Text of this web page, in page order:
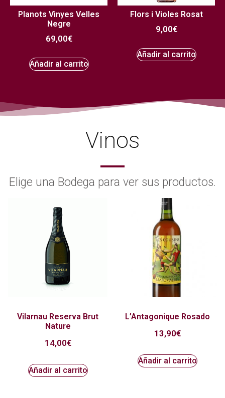
Planots Vinyes Velles
Negre
69,00€
Añadir al carrito
Flors i Violes Rosat
9,00€
Añadir al carrito
Vinos
Elige una Bodega para ver sus productos.
Vilarnau Reserva Brut
Nature
14,00€
Añadir al carrito
L’Antagonique Rosado
13,90€
Añadir al carrito